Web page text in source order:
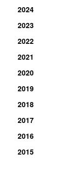
2024
2023
2022
2021
2020
2019
2018
2017
2016
2015